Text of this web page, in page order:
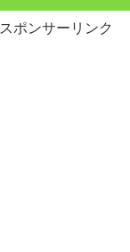
スポンサーリンク